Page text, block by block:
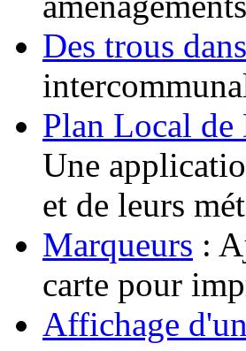
Des trous
Plan Local de
Une
et de leurs
Marqueurs :
carte pour
Affichage